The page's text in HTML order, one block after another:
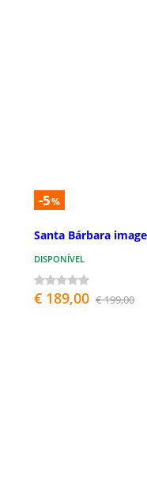
-5%
Santa Bárbara
DISPONÍVEL
€ 189,00 € 199,00